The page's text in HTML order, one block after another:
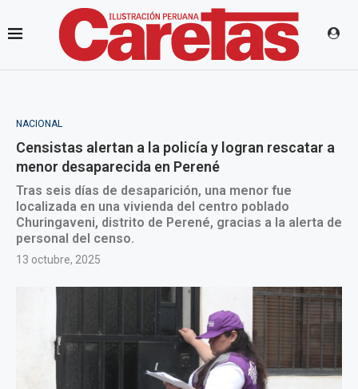
NACIONAL
Censistas alertan a la policía y logran rescatar a
menor desaparecida en Perené
Tras seis días de desaparición, una menor fue
localizada en una vivienda del centro poblado
Churingaveni, distrito de Perené, gracias a la alerta de
personal del censo.
13 octubre, 2025